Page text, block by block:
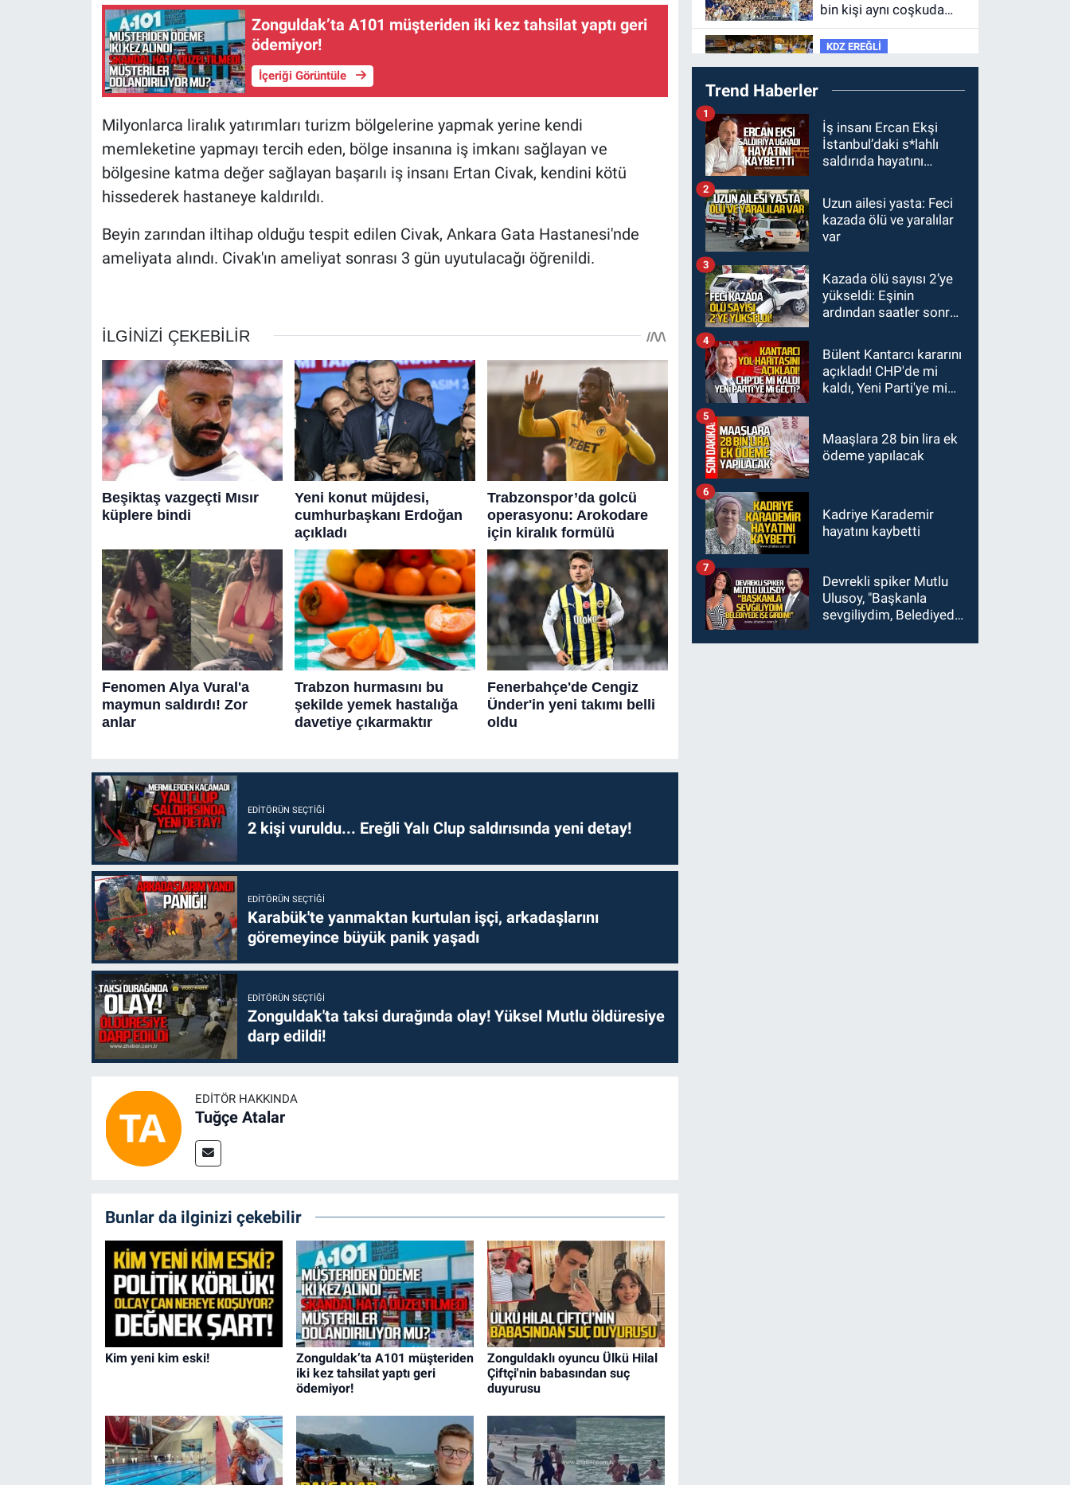
Zonguldak’ta A101 müşteriden iki kez tahsilat yaptı geri
ödemiyor!
İçeriği Görüntüle
Milyonlarca liralık yatırımları turizm bölgelerine yapmak yerine kendi
memleketine yapmayı tercih eden, bölge insanına iş imkanı sağlayan ve
bölgesine katma değer sağlayan başarılı iş insanı Ertan Civak, kendini kötü
hissederek hastaneye kaldırıldı.
Beyin zarından iltihap olduğu tespit edilen Civak, Ankara Gata Hastanesi'nde
ameliyata alındı. Civak'ın ameliyat sonrası 3 gün uyutulacağı öğrenildi.
EDITÖRÜN SEÇTIĞI
2 kişi vuruldu... Ereğli Yalı Clup saldırısında yeni detay!
EDITÖRÜN SEÇTIĞI
Karabük'te yanmaktan kurtulan işçi, arkadaşlarını
göremeyince büyük panik yaşadı
EDITÖRÜN SEÇTIĞI
Zonguldak'ta taksi durağında olay! Yüksel Mutlu öldüresiye
darp edildi!
EDITÖR HAKKINDA
Tuğçe Atalar
Bunlar da ilginizi çekebilir
Kim yeni kim eski!
Zonguldak’ta A101 müşteriden
iki kez tahsilat yaptı geri
ödemiyor!
Zonguldaklı oyuncu Ülkü Hilal
Çiftçi'nin babasından suç
duyurusu
bin kişi aynı coşkuda
buluştu.
KDZ EREĞLİ
09:24Zonguldak'ta
gece- gündüz
denetim.
GÜNDEM
23:55Devrek
Belediyespor, (PGL)
tamamladı
GÜNDEM
23:19İstanbul Park
satışta!
GÜNDEM
23:05Kozlu
Belediyespor'dan
Trend Haberler
İş insanı Ercan Ekşi
İstanbul’daki s*lahlı
saldırıda hayatını
1
Uzun ailesi yasta: Feci
kazada ölü ve yaralılar
var
2
Kazada ölü sayısı 2’ye
yükseldi: Eşinin
ardından saatler sonra
kaybetti
3
Bülent Kantarcı kararını
açıkladı! CHP'de mi
kaldı, Yeni Parti'ye mi
4
Maaşlara 28 bin lira ek
ödeme yapılacak
5
Kadriye Karademir
hayatını kaybetti
6
Devrekli spiker Mutlu
Ulusoy, "Başkanla
sevgiliydim, Belediyede
7